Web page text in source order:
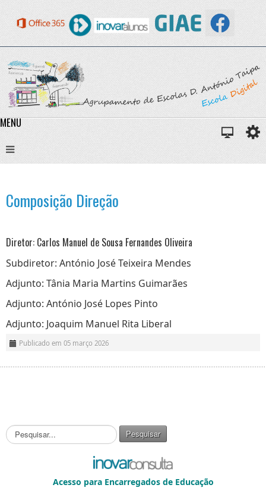
MENU
Composição Direção
Diretor: Carlos Manuel de Sousa Fernandes Oliveira
Subdiretor: António José Teixeira Mendes
Adjunto: Tânia Maria Martins Guimarães
Adjunto: António José Lopes Pinto
Adjunto: Joaquim Manuel Rita Liberal
Publicado em 05 março 2026
P
e
Pesquisar
Acesso para Encarregados de Educação